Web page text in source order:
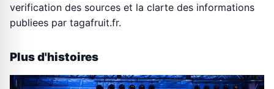
verification des sources et la clarte des informations
publiees par tagafruit.fr.
Plus d'histoires